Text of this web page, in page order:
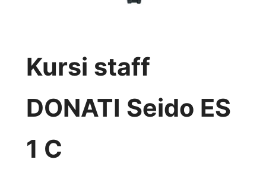
Kursi staff
DONATI Seido ES
1 C